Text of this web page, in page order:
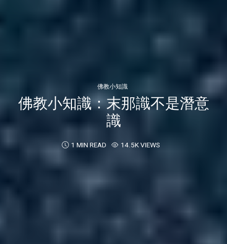
佛教小知識
佛教小知識：末那識不是潛意
識
1 MIN READ 14.5K VIEWS